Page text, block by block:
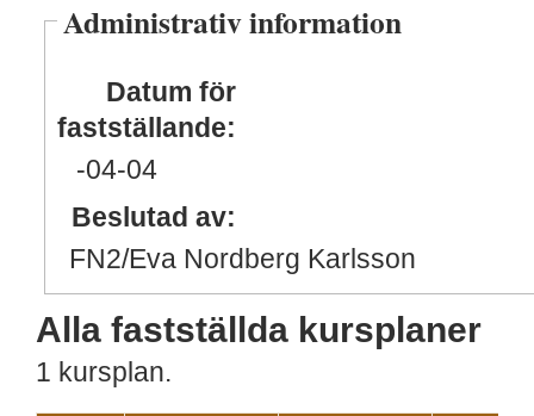
Administrativ information
Datum för
fastställande:
-04-04
Beslutad av:
FN2/Eva Nordberg Karlsson
Alla fastställda kursplaner
1 kursplan.